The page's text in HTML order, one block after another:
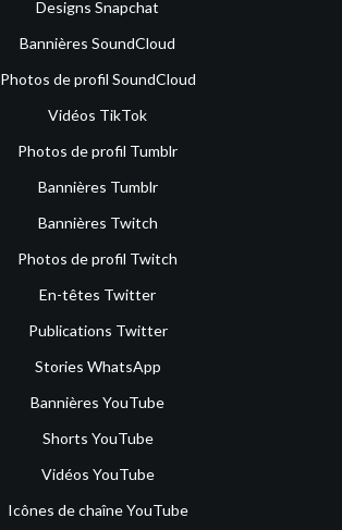
Designs Snapchat
Bannières SoundCloud
Photos de profil SoundCloud
Vidéos TikTok
Photos de profil Tumblr
Bannières Tumblr
Bannières Twitch
Photos de profil Twitch
En-têtes Twitter
Publications Twitter
Stories WhatsApp
Bannières YouTube
Shorts YouTube
Vidéos YouTube
Icônes de chaîne YouTube